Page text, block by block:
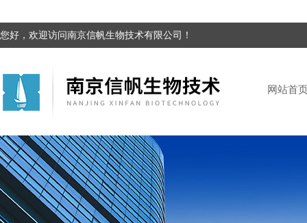
您好，欢迎访问南京信帆生物技术有限公司！
网站首